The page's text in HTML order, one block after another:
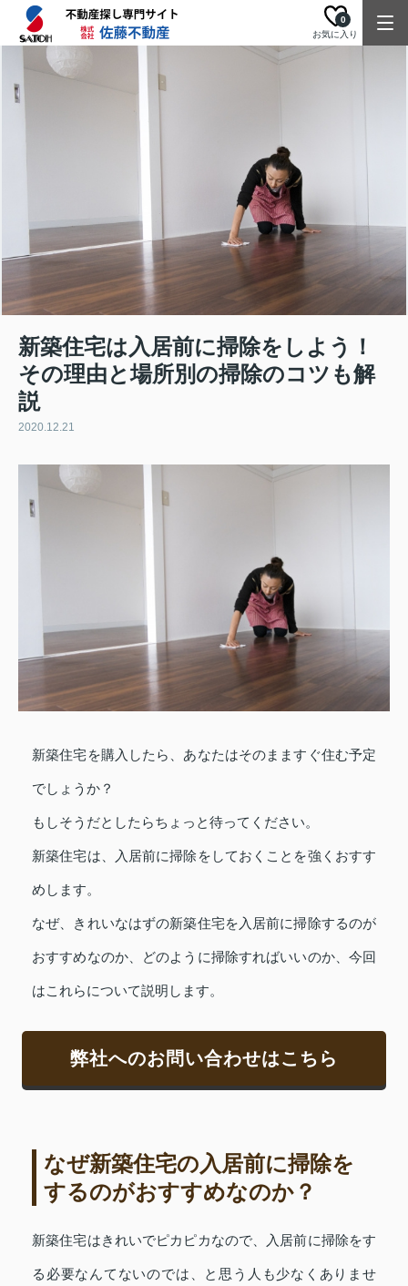
お気に入り
0
新築住宅は入居前に掃除をしよう！
その理由と場所別の掃除のコツも解
説
2020.12.21
新築住宅を購入したら、あなたはそのまますぐ住む予定
でしょうか？
もしそうだとしたらちょっと待ってください。
新築住宅は、入居前に掃除をしておくことを強くおすす
めします。
なぜ、きれいなはずの新築住宅を入居前に掃除するのが
おすすめなのか、どのように掃除すればいいのか、今回
はこれらについて説明します。
弊社へのお問い合わせはこちら
なぜ新築住宅の入居前に掃除を
するのがおすすめなのか？
新築住宅はきれいでピカピカなので、入居前に掃除をす
る必要なんてないのでは、と思う人も少なくありませ